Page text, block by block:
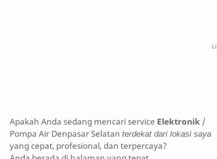
Apakah Anda sedang mencari service Elektronik /
Pompa Air Denpasar Selatan terdekat dari lokasi saya
yang cepat, profesional, dan terpercaya?